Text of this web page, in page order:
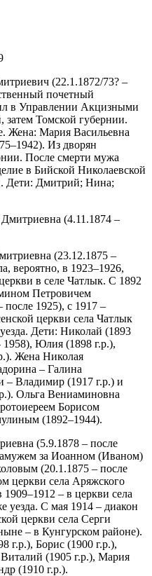
(22.1.1872/73? –
почетный
в Управлении Акцизными
затем Томской губернии.
Жена: Мария Васильевна
Из дворян
После смерти мужа
в Бийской Николаевской
Дети: Дмитрий; Нина;
(4.11.1874 –
(23.12.1875 –
вероятно, в 1923–1926,
в селе Чатлык. С 1892
Петровичем
1925), с 1917 –
церкви села Чатлык
Дети: Николай (1893
1958), Юлия (1898 г.р.),
Жена Николая
– Галина
– Владимир (1917 г.р.) и
Ольга Вениаминовна
Борисом
(1892–1944).
(5.9.1878 – после
за Иоанном (Иваном)
(20.1.1875 – после
церкви села Аряжского
1909‒1912 – в церкви села
уезда. С мая 1914 – диакон
церкви села Серги
– в Кунгурском районе).
г.р.), Борис (1900 г.р.),
(1905 г.р.), Мария
(1910 г.р.).